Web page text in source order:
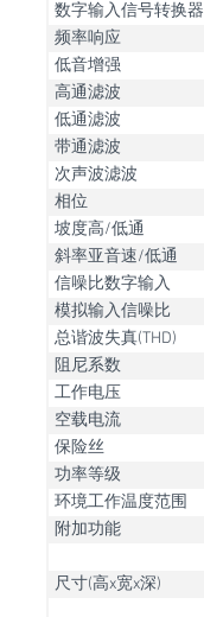
数字输入信号转换器
频率响应
低音增强
高通滤波
低通滤波
带通滤波
次声波滤波
相位
坡度高/低通
斜率亚音速/低通
信噪比数字输入
模拟输入信噪比
总谐波失真(THD)
阻尼系数
工作电压
空载电流
保险丝
功率等级
环境工作温度范围
附加功能
尺寸(高x宽x深)